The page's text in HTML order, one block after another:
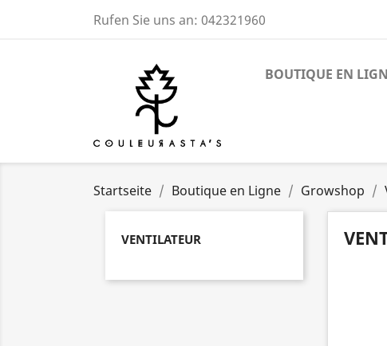
Rufen Sie uns an: 042321960
BOUTIQUE EN
Startseite Boutique en Ligne Growshop
VENTILATEUR